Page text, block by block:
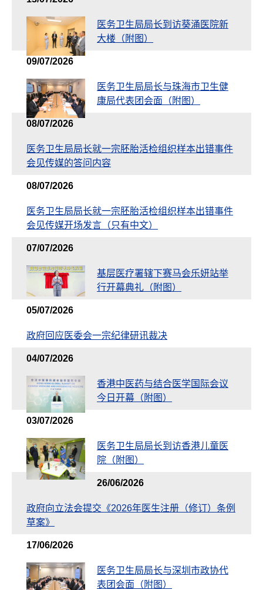
医务卫生局局长到访葵涌医院新
大楼（附图）
09/07/2026
医务卫生局局长与珠海市卫生健
康局代表团会面（附图）
08/07/2026
医务卫生局局长就一宗胚胎活检组织样本出错事件
会见传媒的答问内容
08/07/2026
医务卫生局局长就一宗胚胎活检组织样本出错事件
会见传媒开场发言（只有中文）
07/07/2026
基层医疗署辖下赛马会乐妍站举
行开幕典礼（附图）
05/07/2026
政府回应医委会一宗纪律研讯裁决
04/07/2026
香港中医药与结合医学国际会议
今日开幕（附图）
03/07/2026
医务卫生局局长到访香港儿童医
院（附图）
26/06/2026
政府向立法会提交《2026年医生注册（修订）条例
草案》
17/06/2026
医务卫生局局长与深圳市政协代
表团会面（附图）